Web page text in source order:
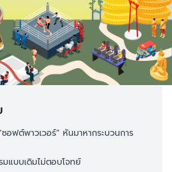
อฟต์พาวเวอร์” หันมาหากระบวนการ
แบบเดิมไม่ตอบโจทย์